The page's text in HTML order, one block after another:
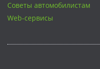
Советы автомобилистам
Web-сервисы